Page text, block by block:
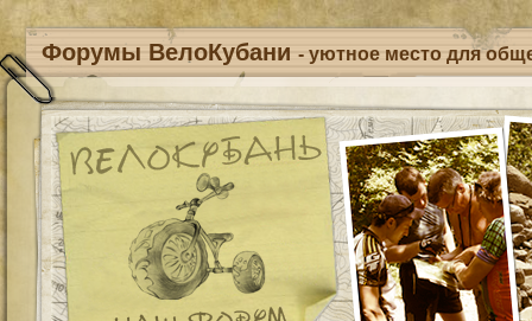
Форумы ВелоКубани - уютное место для